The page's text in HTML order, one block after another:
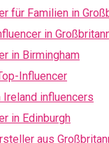
für Familien in
in
in Birmingham
Influencer
Ireland influencers
in Edinburgh
aus